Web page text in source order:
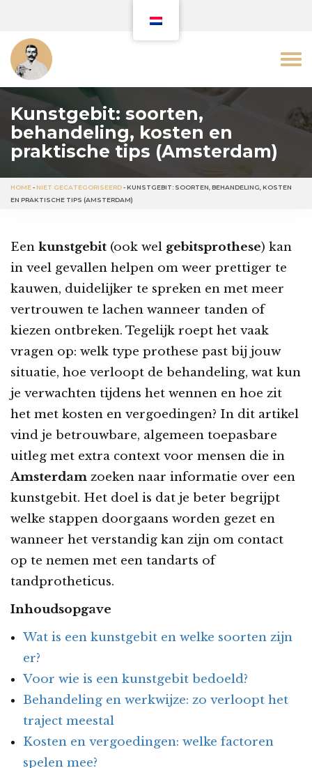
Kunstgebit: soorten,
behandeling, kosten en
praktische tips (Amsterdam)
HOME- NIET GECATEGORISEERD-KUNSTGEBIT: SOORTEN, BEHANDELING, KOSTEN
EN PRAKTISCHE TIPS (AMSTERDAM)
Een kunstgebit (ook wel gebitsprothese) kan
in veel gevallen helpen om weer prettiger te
kauwen, duidelijker te spreken en met meer
vertrouwen te lachen wanneer tanden of
kiezen ontbreken. Tegelijk roept het vaak
vragen op: welk type prothese past bij jouw
situatie, hoe verloopt de behandeling, wat kun
je verwachten tijdens het wennen en hoe zit
het met kosten en vergoedingen? In dit artikel
vind je betrouwbare, algemeen toepasbare
uitleg met extra context voor mensen die in
Amsterdam zoeken naar informatie over een
kunstgebit. Het doel is dat je beter begrijpt
welke stappen doorgaans worden gezet en
wanneer het verstandig kan zijn om contact
op te nemen met een tandarts of
tandprotheticus.
Inhoudsopgave
Wat is een kunstgebit en welke soorten zijn
er?
Voor wie is een kunstgebit bedoeld?
Behandeling en werkwijze: zo verloopt het
traject meestal
Kosten en vergoedingen: welke factoren
spelen mee?